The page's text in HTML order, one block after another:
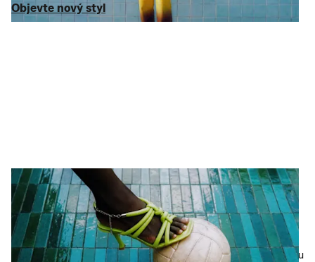
Objevte nový styl
Objevte nový styl
Obuv a doplňky
Na detailech záleží...
Jsou tím nejdůležitějším. Odhodinek, které dotvářejí outfit, po
tenisky
a boty, které ho definují – vybrali jsme to nejlepší od
značek
Ralph Lauren Calvin Kleina HUGO BOSS . Vše se slevou